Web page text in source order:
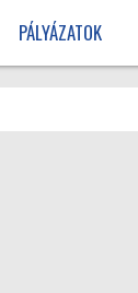
PÁLYÁZATOK